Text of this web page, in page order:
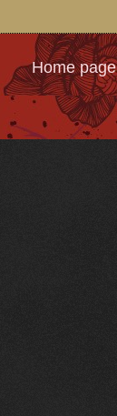
Home page